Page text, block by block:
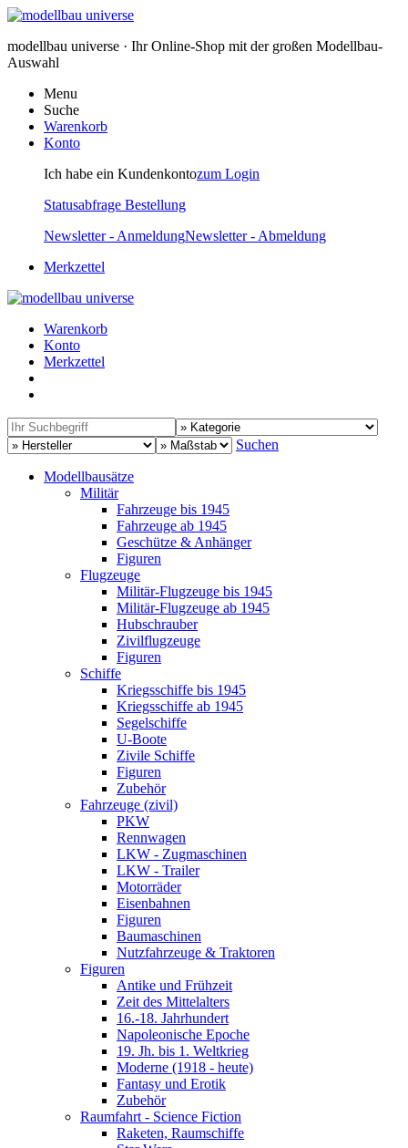
modellbau universe · Ihr Online-Shop mit der großen Modellbau-
Auswahl
Menu
Suche
Warenkorb
Konto
Ich habe ein Kundenkontozum Login
Statusabfrage Bestellung
Newsletter - AnmeldungNewsletter - Abmeldung
Merkzettel
Warenkorb
Konto
Merkzettel
Suchen
Modellbausätze
Militär
Fahrzeuge bis 1945
Fahrzeuge ab 1945
Geschütze & Anhänger
Figuren
Flugzeuge
Militär-Flugzeuge bis 1945
Militär-Flugzeuge ab 1945
Hubschrauber
Zivilflugzeuge
Figuren
Schiffe
Kriegsschiffe bis 1945
Kriegsschiffe ab 1945
Segelschiffe
U-Boote
Zivile Schiffe
Figuren
Zubehör
Fahrzeuge (zivil)
PKW
Rennwagen
LKW - Zugmaschinen
LKW - Trailer
Motorräder
Eisenbahnen
Figuren
Baumaschinen
Nutzfahrzeuge & Traktoren
Figuren
Antike und Frühzeit
Zeit des Mittelalters
16.-18. Jahrhundert
Napoleonische Epoche
19. Jh. bis 1. Weltkrieg
Moderne (1918 - heute)
Fantasy und Erotik
Zubehör
Raumfahrt - Science Fiction
Raketen, Raumschiffe